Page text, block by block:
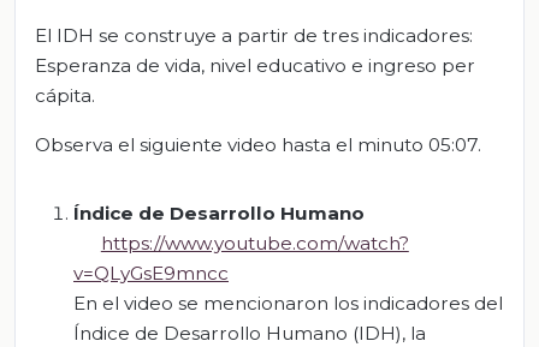
El IDH se construye a partir de tres indicadores:
Esperanza de vida, nivel educativo e ingreso per
cápita.
Observa el siguiente video hasta el minuto 05:07.
Índice de Desarrollo Humano
https://www.youtube.com/watch?
v=QLyGsE9mncc
En el video se mencionaron los indicadores del
Índice de Desarrollo Humano (IDH), la